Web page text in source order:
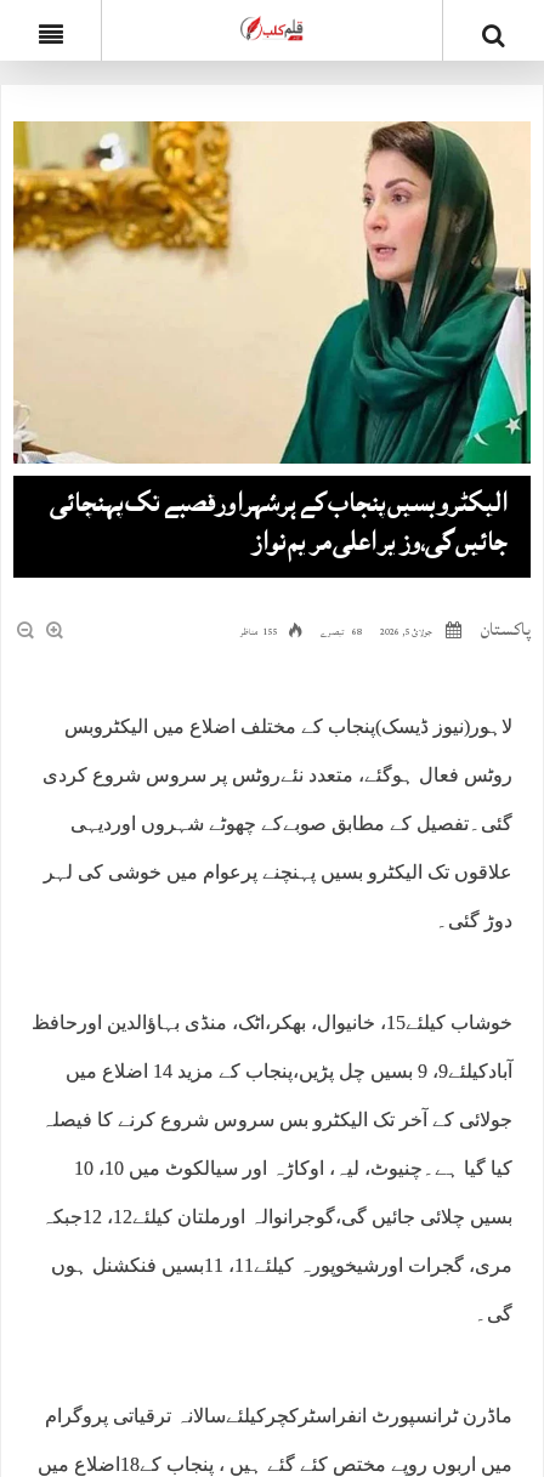
الیکٹروبسیں پنجاب کے ہرشہراورقصبے تک پہنچائی
جائیں گی،وزیر اعلی مریم نواز
پاکستان جولائ 5, 2026 68 تبصرے 155 مناظر
لاہور(نیوز ڈیسک)پنجاب کے مختلف اضلاع میں الیکٹروبس
روٹس فعال ہوگئے، متعدد نئےروٹس پر سروس شروع کردی
گئی۔تفصیل کے مطابق صوبےکے چھوٹے شہروں اوردیہی
علاقوں تک الیکٹرو بسیں پہنچنے پرعوام میں خوشی کی لہر
دوڑ گئی۔
خوشاب کیلئے15، خانیوال، بھکر،اٹک، منڈی بہاﺅالدین اورحافظ
آبادکیلئے9، 9 بسیں چل پڑیں،پنجاب کے مزید 14 اضلاع میں
جولائی کے آخر تک الیکٹرو بس سروس شروع کرنے کا فیصلہ
کیا گیا ہے۔چنیوٹ، لیہ، اوکاڑہ اور سیالکوٹ میں 10، 10
بسیں چلائی جائیں گی،گوجرانوالہ اورملتان کیلئے12، 12جبکہ
مری، گجرات اورشیخوپورہ کیلئے11، 11بسیں فنکشنل ہوں
گی۔
ماڈرن ٹرانسپورٹ انفراسٹرکچرکیلئےسالانہ ترقیاتی پروگرام
میں اربوں روپے مختص کئے گئے ہیں ، پنجاب کے18اضلاع میں